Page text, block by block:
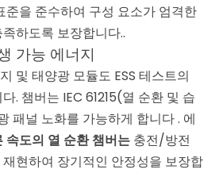
준을 준수하여 구성 요소가 엄격한
하도록 보장합니다..
가능 에너지
및 태양광 모듈도 ESS 테스트의
. 챔버는 IEC 61215(열 순환 및 습
패널 노화를 가능하게 합니다. 에
속도의 열 순환 챔버는 충전/방전
현하여 장기적인 안정성을 보장합